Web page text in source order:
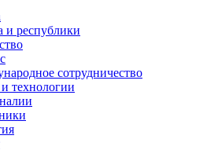
и республики
сотрудничество
технологии